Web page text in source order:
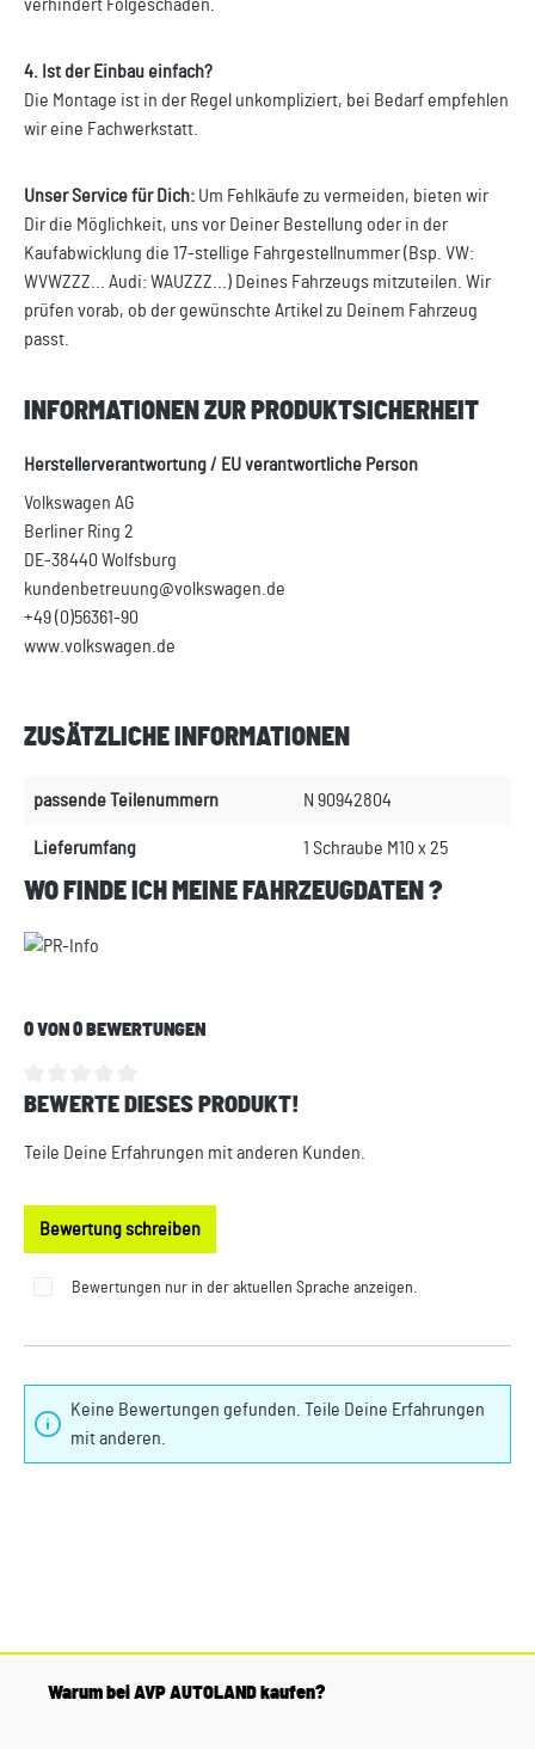
verhindert Folgeschäden.
4. Ist der Einbau einfach?
Die Montage ist in der Regel unkompliziert, bei Bedarf empfehlen
wir eine Fachwerkstatt.
Unser Service für Dich: Um Fehlkäufe zu vermeiden, bieten wir
Dir die Möglichkeit, uns vor Deiner Bestellung oder in der
Kaufabwicklung die 17-stellige Fahrgestellnummer (Bsp. VW:
WVWZZZ... Audi: WAUZZZ...) Deines Fahrzeugs mitzuteilen. Wir
prüfen vorab, ob der gewünschte Artikel zu Deinem Fahrzeug
passt.
INFORMATIONEN ZUR PRODUKTSICHERHEIT
Herstellerverantwortung / EU verantwortliche Person
Volkswagen AG
Berliner Ring 2
DE-38440 Wolfsburg
kundenbetreuung@volkswagen.de
+49 (0)56361-90
www.volkswagen.de
ZUSÄTZLICHE INFORMATIONEN
passende Teilenummern N 90942804
Lieferumfang 1 Schraube M10 x 25
WO FINDE ICH MEINE FAHRZEUGDATEN ?
0 VON 0 BEWERTUNGEN
Durchschnittliche Bewertung von 0 von 5 Sternen
BEWERTE DIESES PRODUKT!
Teile Deine Erfahrungen mit anderen Kunden.
Bewertung schreiben
Bewertungen nur in der aktuellen Sprache anzeigen.
Keine Bewertungen gefunden. Teile Deine Erfahrungen
mit anderen.
Warum bei AVP AUTOLAND kaufen?